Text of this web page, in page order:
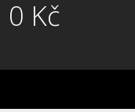
0 Kč